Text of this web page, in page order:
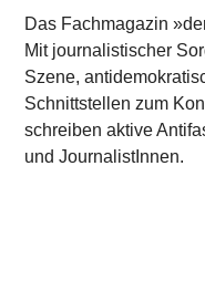
Ausgabe 220
Ausgabe 219
Ausgabe 217
Ausgabe 216
Das Fachmagazin
Mit journalistischer
Szene,
Schnittstellen zum
schreiben aktive
und JournalistInnen.